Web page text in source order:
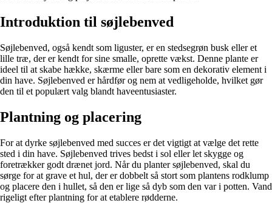
Introduktion til søjlebenved
Søjlebenved, også kendt som liguster, er en stedsegrøn busk eller et
lille træ, der er kendt for sine smalle, oprette vækst. Denne plante er
ideel til at skabe hække, skærme eller bare som en dekorativ element i
din have. Søjlebenved er hårdfør og nem at vedligeholde, hvilket gør
den til et populært valg blandt haveentusiaster.
Plantning og placering
For at dyrke søjlebenved med succes er det vigtigt at vælge det rette
sted i din have. Søjlebenved trives bedst i sol eller let skygge og
foretrækker godt drænet jord. Når du planter søjlebenved, skal du
sørge for at grave et hul, der er dobbelt så stort som plantens rodklump
og placere den i hullet, så den er lige så dyb som den var i potten. Vand
rigeligt efter plantning for at etablere rødderne.